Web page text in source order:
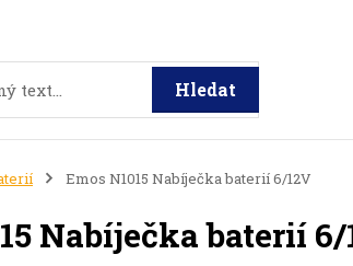
Hledat
Emos N1015 Nabíječka baterií 6/12V
Nabíječka baterií 6/